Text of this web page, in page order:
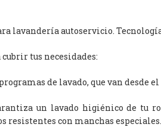
lavandería autoservicio.
tus necesidades:
de lavado, que van desde
un lavado higiénico de tu
resistentes con manchas